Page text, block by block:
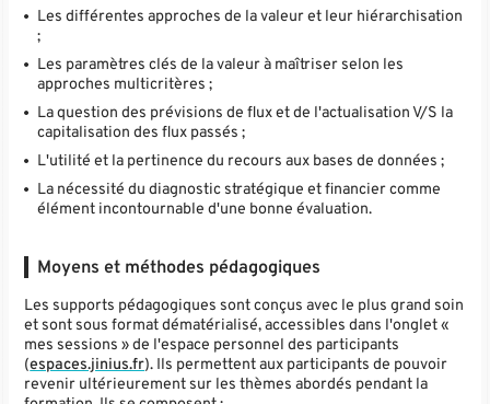
Les différentes approches de la valeur et leur hiérarchisation
;
Les paramètres clés de la valeur à maîtriser selon les
approches multicritères ;
La question des prévisions de flux et de l'actualisation V/S la
capitalisation des flux passés ;
L'utilité et la pertinence du recours aux bases de données ;
La nécessité du diagnostic stratégique et financier comme
élément incontournable d'une bonne évaluation.
Moyens et méthodes pédagogiques
Les supports pédagogiques sont conçus avec le plus grand soin
et sont sous format dématérialisé, accessibles dans l'onglet «
mes sessions » de l'espace personnel des participants
(espaces.jinius.fr). Ils permettent aux participants de pouvoir
revenir ultérieurement sur les thèmes abordés pendant la